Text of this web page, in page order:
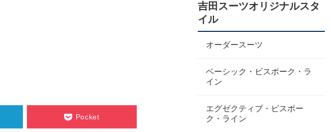
Pocket
吉田スーツオリジナルスタ
イル
オーダースーツ
ベーシック・ビスポーク・ラ
イン
エグゼクティブ・ビスポー
ク・ライン